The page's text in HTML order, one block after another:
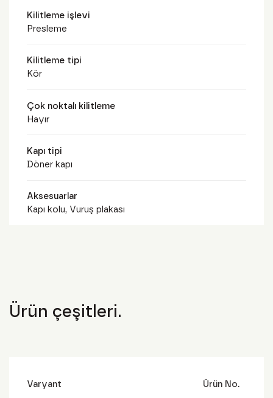
Kilitleme işlevi
Presleme
Kilitleme tipi
Kör
Çok noktalı kilitleme
Hayır
Kapı tipi
Döner kapı
Aksesuarlar
Kapı kolu, Vuruş plakası
Ürün çeşitleri.
Varyant Ürün No.